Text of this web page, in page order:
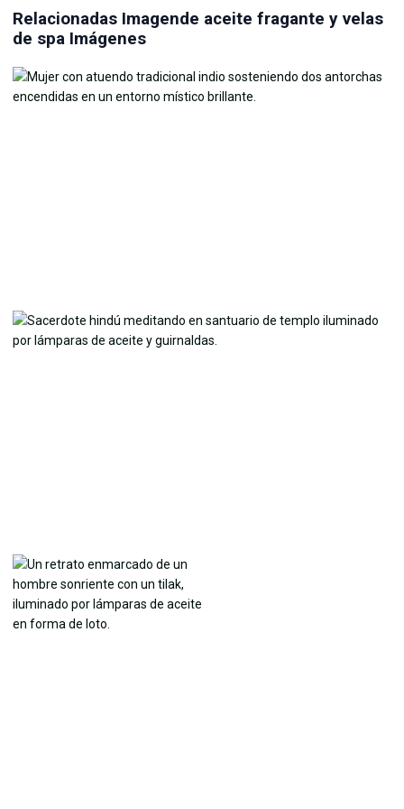
Relacionadas Imagende aceite fragante y velas
de spa Imágenes